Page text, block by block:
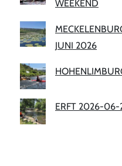
WEEKEND
JUNI 2026
ERFT 2026-06-